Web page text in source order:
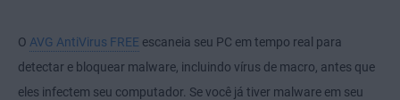
O AVG AntiVirus FREE escaneia seu PC em tempo real para
detectar e bloquear malware, incluindo vírus de macro, antes que
eles infectem seu computador. Se você já tiver malware em seu